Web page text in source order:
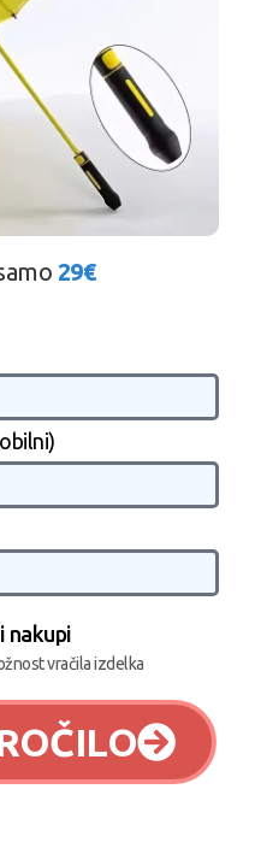
29€
nakupi
vračila izdelka